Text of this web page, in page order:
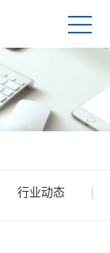
行业动态